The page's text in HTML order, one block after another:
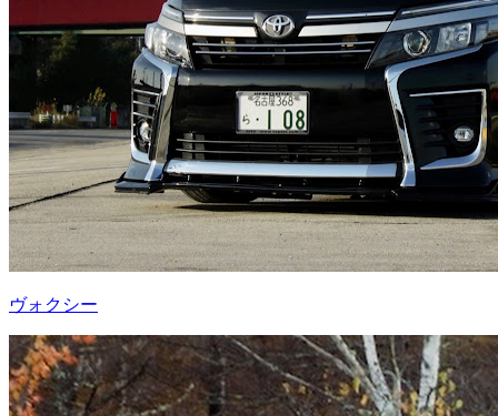
ヴォクシー